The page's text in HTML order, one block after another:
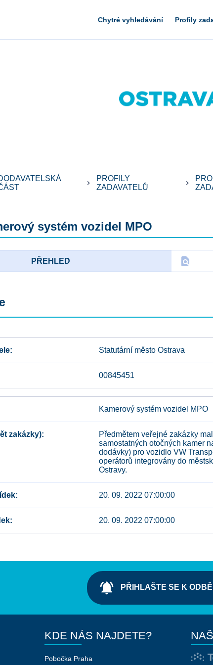
Chytré vyhledávání Profily
keyboard_arrow_right
PROFILY
ZADAVATELŮ
keyboard_arrow_right
systém vozidel MPO
PŘEHLED find_in_page
Statutární město Ostrava
00845451
Kamerový systém vozidel MPO
zakázky)
Předmětem veřejné zakázky
samostatných otočných kamer
dodávky) pro vozidlo VW
operátorů integrovány do
Ostravy.
20. 09. 2022 07:00:00
20. 09. 2022 07:00:00
notifications_active PŘIHLAŠTE SE K
KDE NÁS NAJDETE?
Pobočka Praha